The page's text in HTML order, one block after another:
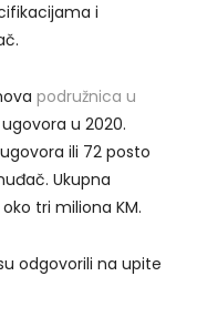
i
podružnica u
u 2020.
ili 72 posto
Ukupna
tri miliona KM.
odgovorili na upite